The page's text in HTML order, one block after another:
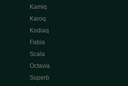
Kamiq
Karoq
Kodiaq
Fabia
Scala
Octavia
Superb